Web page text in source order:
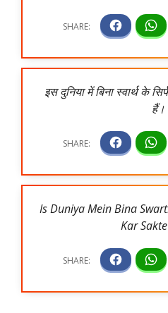
इस दुनिया में बिना स्वार्थ के
हैं।
Is Duniya Mein Bina
Kar